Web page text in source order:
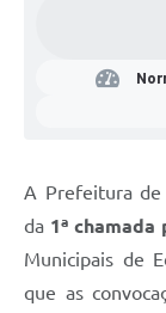
A Prefeitura de
da 1ª chamada
Municipais de
que as